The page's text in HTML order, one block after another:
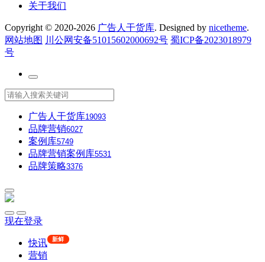
关于我们
Copyright © 2020-2026 广告人干货库. Designed by nicetheme.
网站地图 川公网安备51015602000692号 蜀ICP备2023018979
号
广告人干货库19093
品牌营销6027
案例库5749
品牌营销案例库5531
品牌策略3376
现在登录
快讯 新鲜
营销